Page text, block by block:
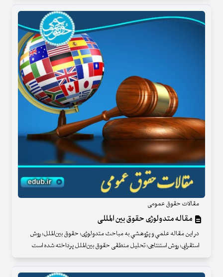
مقالات حقوق عمومی
مقاله متدولوژی حقوق بین المللی
در اين مقاله علمي و پژوهشي به مباحث متدولوژی؛ حقوق بین‌الملل؛ روش
استقرایی؛ روش استنتاجی؛ تحلیل منطقی حقوق بین‌الملل پرداخته شده است